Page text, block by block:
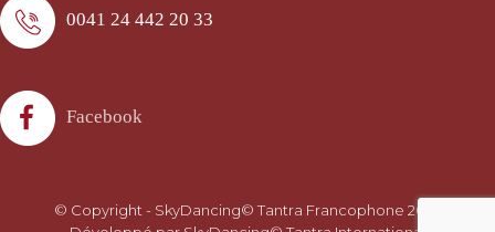
0041 24 442 20 33
Facebook
© Copyright - SkyDancing© Tantra Francophone 2026